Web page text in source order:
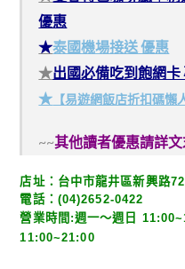
優惠
★泰國機場接送 優惠
★出國必備吃到飽網
★ 【易遊網飯店折扣碼
~~其他讀者優惠請詳
店址：台中市龍井區新興路
電話：(04)2652-0422
營業時間:週一～週日
11:00~21:00